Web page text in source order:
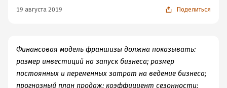
бизнеса.
19 августа 2019 Поделиться
Финансовая модель франшизы должна показывать:
размер инвестиций на запуск бизнеса; размер
постоянных и переменных затрат на ведение бизнеса;
прогнозный план продаж; коэффициент сезонности;